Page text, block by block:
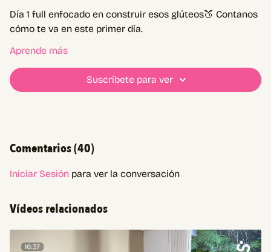
Día 1 full enfocado en construir esos glúteos🍑 Contanos
cómo te va en este primer día.
Vas a necesitar:
Mat
Par de mancuernas
Aprende más
Suscríbete para ver
Comentarios (40)
Iniciar Sesión para ver la conversación
Vídeos relacionados